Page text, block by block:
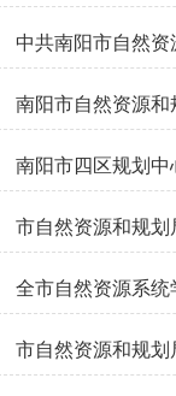
中共南阳市自然
南阳市自然资源和
南阳市四区规划中
市自然资源和规
全市自然资源系
市自然资源和规